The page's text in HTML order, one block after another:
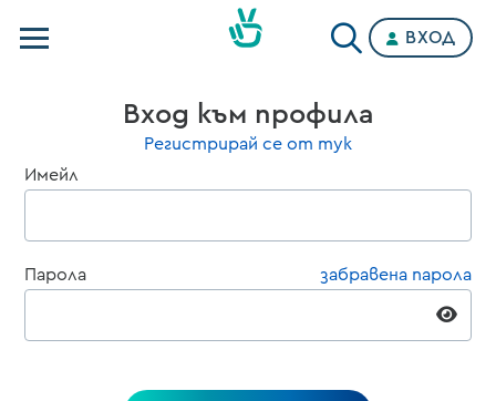
Категории
ВХОД
Вход към профила
Регистрирай се от тук
Имейл
Парола забравена парола